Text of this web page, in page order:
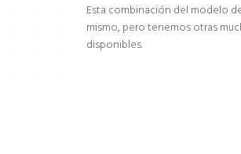
Esta combinación del modelo
mismo, pero tenemos otras
disponibles.